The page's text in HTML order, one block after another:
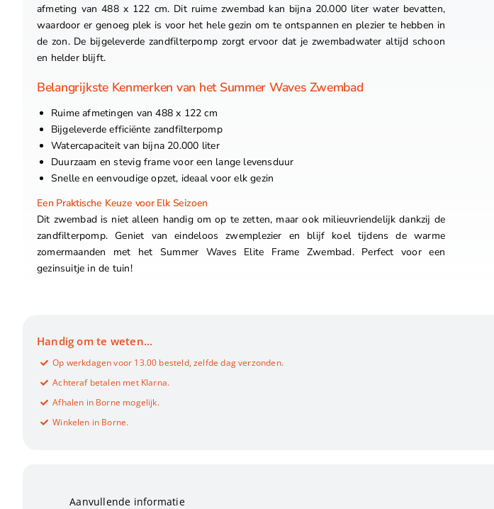
afmeting van 488 x 122 cm. Dit ruime zwembad kan bijna 20.000 liter water bevatten,
waardoor er genoeg plek is voor het hele gezin om te ontspannen en plezier te hebben in
de zon. De bijgeleverde zandfilterpomp zorgt ervoor dat je zwembadwater altijd schoon
en helder blijft.
Belangrijkste Kenmerken van het Summer Waves Zwembad
Ruime afmetingen van 488 x 122 cm
Bijgeleverde efficiënte zandfilterpomp
Watercapaciteit van bijna 20.000 liter
Duurzaam en stevig frame voor een lange levensduur
Snelle en eenvoudige opzet, ideaal voor elk gezin
Een Praktische Keuze voor Elk Seizoen
Dit zwembad is niet alleen handig om op te zetten, maar ook milieuvriendelijk dankzij de
zandfilterpomp. Geniet van eindeloos zwemplezier en blijf koel tijdens de warme
zomermaanden met het Summer Waves Elite Frame Zwembad. Perfect voor een
gezinsuitje in de tuin!
Handig om te weten…
Op werkdagen voor 13.00 besteld, zelfde dag verzonden.
Achteraf betalen met Klarna.
Afhalen in Borne mogelijk.
Winkelen in Borne.
Aanvullende informatie